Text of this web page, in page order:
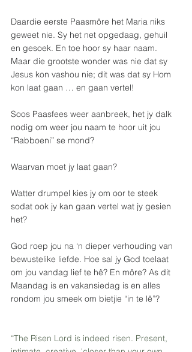
Daardie eerste Paasmôre het Maria niks
geweet nie. Sy het net opgedaag, gehuil
en gesoek. En toe hoor sy haar naam.
Maar die grootste wonder was nie dat sy
Jesus kon vashou nie; dit was dat sy Hom
kon laat gaan … en gaan vertel!
Soos Paasfees weer aanbreek, het jy dalk
nodig om weer jou naam te hoor uit jou
“Rabboeni” se mond?
Waarvan moet jy laat gaan?
Watter drumpel kies jy om oor te steek
sodat ook jy kan gaan vertel wat jy gesien
het?
God roep jou na ‘n dieper verhouding van
bewustelike liefde. Hoe sal jy God toelaat
om jou vandag lief te hê? En môre? As dit
Maandag is en vakansiedag is en alles
rondom jou smeek om bietjie “in te lê”?
“The Risen Lord is indeed risen. Present,